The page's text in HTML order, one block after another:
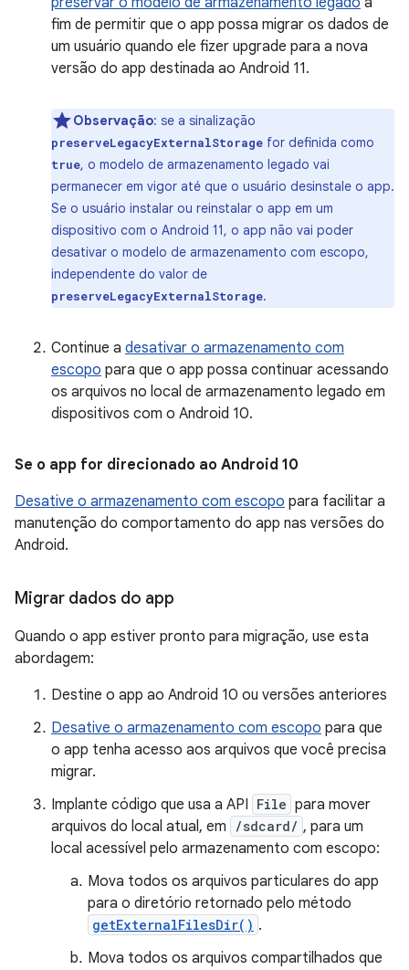
fim de permitir que o app possa migrar os dados de
um usuário quando ele fizer upgrade para a nova
versão do app destinada ao Android 11.
Observação: se a sinalização
preserveLegacyExternalStorage for definida como
true, o modelo de armazenamento legado vai
permanecer em vigor até que o usuário desinstale o app.
Se o usuário instalar ou reinstalar o app em um
dispositivo com o Android 11, o app não vai poder
desativar o modelo de armazenamento com escopo,
independente do valor de
preserveLegacyExternalStorage.
Continue a desativar o armazenamento com
escopo para que o app possa continuar acessando
os arquivos no local de armazenamento legado em
dispositivos com o Android 10.
Se o app for direcionado ao Android 10
Desative o armazenamento com escopo para facilitar a
manutenção do comportamento do app nas versões do
Android.
Migrar dados do app
Quando o app estiver pronto para migração, use esta
abordagem:
Destine o app ao Android 10 ou versões anteriores
Desative o armazenamento com escopo para que
o app tenha acesso aos arquivos que você precisa
migrar.
Implante código que usa a API File para mover
arquivos do local atual, em
/sdcard/ , para um
local acessível pelo armazenamento com escopo:
Mova todos os arquivos particulares do app
para o diretório retornado pelo método
getExternalFilesDir() .
Mova todos os arquivos compartilhados que